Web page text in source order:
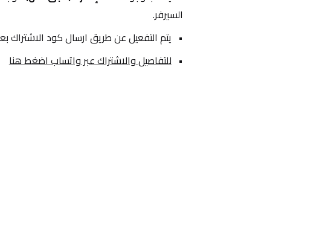
السيرفر.
يتم التفعيل عن طريق ارسال كود الاشتراك
للتفاصيل والاشتراك عبر واتساب اضغط هنا